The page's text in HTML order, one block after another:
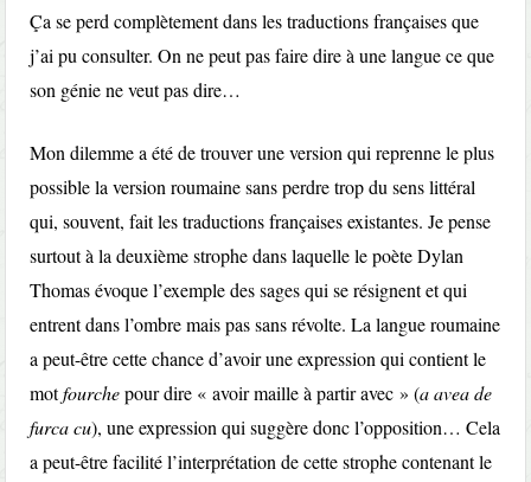
Ça se perd complètement dans les traductions françaises que
j’ai pu consulter. On ne peut pas faire dire à une langue ce que
son génie ne veut pas dire…
Mon dilemme a été de trouver une version qui reprenne le plus
possible la version roumaine sans perdre trop du sens littéral
qui, souvent, fait les traductions françaises existantes. Je pense
surtout à la deuxième strophe dans laquelle le poète Dylan
Thomas évoque l’exemple des sages qui se résignent et qui
entrent dans l’ombre mais pas sans révolte. La langue roumaine
a peut-être cette chance d’avoir une expression qui contient le
motfourchepour dire « avoir maille à partir avec » (a avea de
furca cu), une expression qui suggère donc l’opposition… Cela
a peut-être facilité l’interprétation de cette strophe contenant le